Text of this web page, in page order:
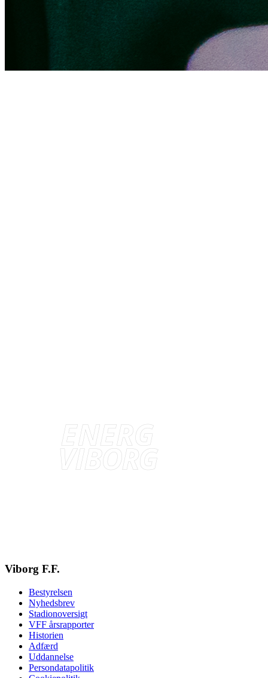
Viborg F.F.
Bestyrelsen
Nyhedsbrev
Stadionoversigt
VFF årsrapporter
Historien
Adfærd
Uddannelse
Persondatapolitik